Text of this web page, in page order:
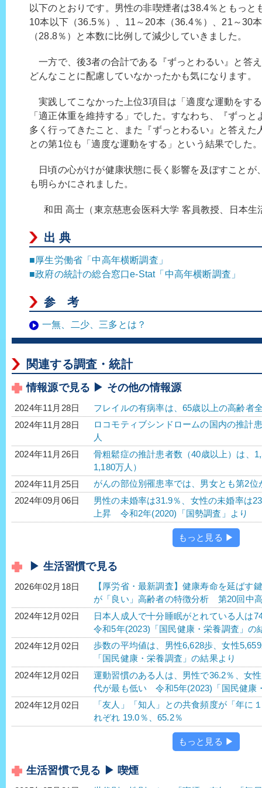
以下のとおりです。男性の非喫煙者は38.4％ともっと
10本以下（36.5％）、11～20本（36.4％）、21～30
（28.8％）と本数に比例して減少していきました。
一方で、後3者の合計である『ずっとわるい』と答
どんなことに配慮していなかったかも気になります。
実践してこなかった上位3項目は「適度な運動をす
「適正体重を維持する」でした。すなわち、『ずっ
多く行ってきたこと、また『ずっとわるい』と答えた
との第1位も「適度な運動をする」という結果でした。
日頃の心がけが健康状態に長く影響を及ぼすことが
も明らかにされました。
和田 高士（東京慈恵会医科大学 客員教授、日本生
出 典
■厚生労働省「中高年横断調査」
■政府の統計の総合窓口e-Stat「中高年横断調査」
参 考
一無、二少、三多とは？
関連する調査・統計
情報源で見る ▶ その他の情報源
2024年11月28日
フレイルの有病率は、65歳以上の高齢者
2024年11月28日
ロコモティブシンドロームの国内の推計
人
2024年11月26日
骨粗鬆症の推計患者数（40歳以上）は、
1,180万人）
2024年11月25日
がんの部位別罹患率では、男女とも第2
2024年09月06日
男性の未婚率は31.9％、女性の未婚率は
上昇 令和2年(2020)「国勢調査」より
もっと見る ▶
▶ 生活習慣で見る
2026年02月18日
【厚労省・最新調査】健康寿命を延ば
が「良い」高齢者の特徴分析 第20回中
2024年12月02日
日本人成人で十分睡眠がとれている人
令和5年(2023)「国民健康・栄養調査」の
2024年12月02日
歩数の平均値は、男性6,628歩、女性
「国民健康・栄養調査」の結果より
2024年12月02日
運動習慣のある人は、男性で36.2％、女
代が最も低い 令和5年(2023)「国民健康
2024年12月02日
「友人」「知人」との共食頻度が「年に
れぞれ 19.0％、65.2％
もっと見る ▶
生活習慣で見る ▶ 喫煙